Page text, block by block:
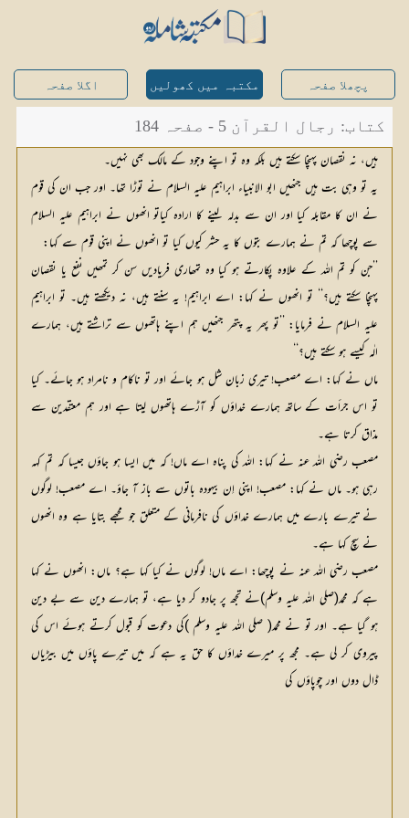
پچھلا صفحہ مکتبہ میں کھولیں اگلا صفحہ
کتاب: رجال القرآن 5 - صفحہ 184
ہیں، نہ نقصان پہنچا سکتے ہیں بلکہ وہ تو اپنے وجود کے مالک بھی نہیں۔
یہ تو وہی بت ہیں جنھیں ابو الانبیاء ابراہیم علیہ السلام نے توڑا تھا۔ اور جب ان کی قوم
نے ان کا مقابلہ کیا اور ان سے بدلہ لینے کا ارادہ کیاتو انھوں نے ابراہیم علیہ السلام
سے پوچھا کہ تم نے ہمارے بتوں کا یہ حشر کیوں کیا تو انھوں نے اپنی قوم سے کہا:
’’جن کو تم اللہ کے علاوہ پکارتے ہو کیا وہ تمھاری فریادیں سن کر تمھیں نفع یا نقصان
پہنچا سکتے ہیں؟‘‘ تو انھوں نے کہا: اے ابراہیم! یہ سنتے ہیں، نہ دیکھتے ہیں۔ تو ابراہیم
علیہ السلام نے فرمایا: ’’تو پھر یہ پتھر جنھیں ہم اپنے ہاتھوں سے تراشتے ہیں، ہمارے
الٰہ کیسے ہو سکتے ہیں؟‘‘
ماں نے کہا: اے مصعب! تیری زبان شل ہو جائے اور تو ناکام و نامراد ہو جائے۔ کیا
تو اس جرأت کے ساتھ ہمارے خداؤں کو آڑے ہاتھوں لیتا ہے اور ہم معتقدین سے
مذاق کرتا ہے۔
مصعب رضی اللہ عنہ نے کہا: اللہ کی پناہ اے ماں! کہ میں ایسا ہو جاؤں جیسا کہ تم کہہ
رہی ہو۔ ماں نے کہا: مصعب! اپنی اِن بیہودہ باتوں سے باز آ جاؤ۔ اے مصعب! لوگوں
نے تیرے بارے میں ہمارے خداؤں کی نافرمانی کے متعلق جو مجھے بتایا ہے وہ انھوں
نے سچ کہا ہے۔
مصعب رضی اللہ عنہ نے پوچھا: اے ماں! لوگوں نے کیا کہا ہے؟ ماں: انھوں نے کہا
ہے کہ محمد(صلی اللہ علیہ وسلم)نے تجھ پر جادو کر دیا ہے، تو ہمارے دین سے بے دین
ہو گیا ہے۔ اور تو نے محمد( صلی اللہ علیہ وسلم )کی دعوت کو قبول کرتے ہوئے اس کی
پیروی کر لی ہے۔ مجھ پر میرے خداؤں کا حق یہ ہے کہ میں تیرے پاؤں میں بیڑیاں
ڈال دوں اور چوپاؤں کی